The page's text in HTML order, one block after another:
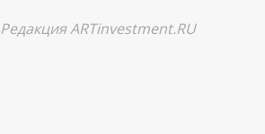
Редакция ARTinvestment.RU